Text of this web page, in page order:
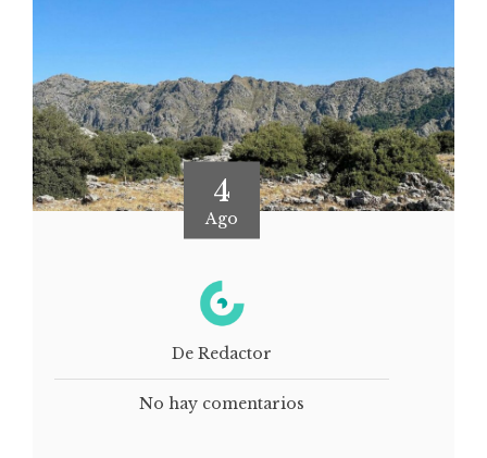
4
Ago
De Redactor
No hay comentarios